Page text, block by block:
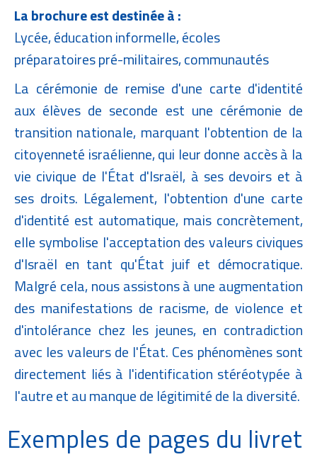
La brochure est destinée à :
Lycée, éducation informelle, écoles
préparatoires pré-militaires, communautés
La cérémonie de remise d'une carte d'identité
aux élèves de seconde est une cérémonie de
transition nationale, marquant l'obtention de la
citoyenneté israélienne, qui leur donne accès à la
vie civique de l'État d'Israël, à ses devoirs et à
ses droits. Légalement, l'obtention d'une carte
d'identité est automatique, mais concrètement,
elle symbolise l'acceptation des valeurs civiques
d'Israël en tant qu'État juif et démocratique.
Malgré cela, nous assistons à une augmentation
des manifestations de racisme, de violence et
d'intolérance chez les jeunes, en contradiction
avec les valeurs de l'État. Ces phénomènes sont
directement liés à l'identification stéréotypée à
l'autre et au manque de légitimité de la diversité.
Exemples de pages du livret